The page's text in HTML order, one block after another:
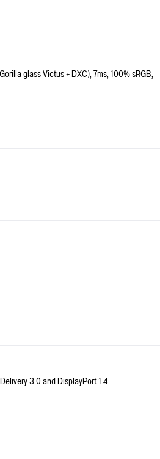
glass Victus + DXC), 7ms, 100% sRGB,
3.0 and DisplayPort 1.4